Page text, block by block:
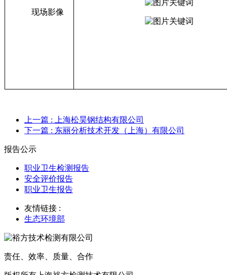
现场影像
上一篇 : 上海松昊钢结构有限公司
下一篇 : 东丽分析技术开发（上海）有限公司
报告公示
职业卫生检测报告
安全评价报告
职业卫生报告
友情链接 :
生态环境部
责任、效率、质量、合作